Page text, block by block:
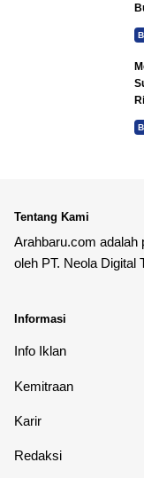
Tentang Kami
Arahbaru.com adalah
oleh PT. Neola Digital
Informasi
Info Iklan
Kemitraan
Karir
Redaksi